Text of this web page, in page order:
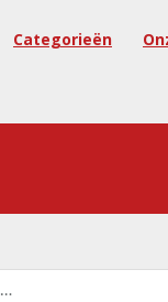
Categorieën